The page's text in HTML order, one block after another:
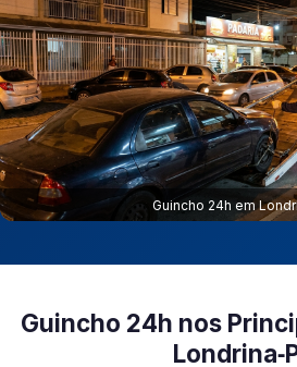
Guincho 24h em
Guincho 24h nos